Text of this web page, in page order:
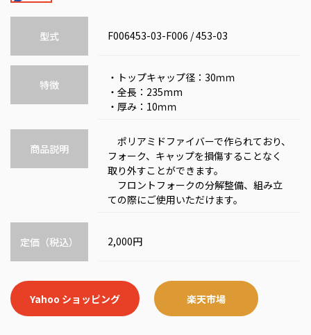
型式 F006453-03-F006 / 453-03
特徴
・トップキャップ径：30ｍｍ
・全長：235mm
・厚み：10ｍｍ
商品説明
ポリアミドファイバーで作られており、
フォーク、キャップを損傷することなく
取り外すことができます。
フロントフォークの分解整備、組み立
ての際にご使用いただけます。
定価（税込） 2,000円
Yahoo ショッピング 楽天市場